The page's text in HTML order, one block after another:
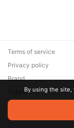
© 2026 Zaya
are the property of
Terms of service
Privacy policy
Brand
SupportBy using the